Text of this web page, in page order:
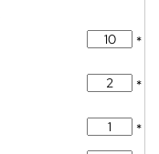
*
*
*